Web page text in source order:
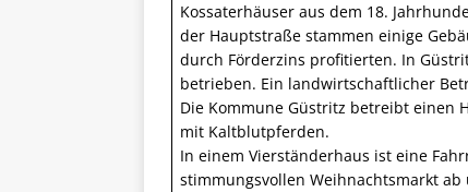
Kossaterhäuser aus dem 18.
der Hauptstraße stammen einige
durch Förderzins profitierten. In
betrieben. Ein landwirtschaftlicher
Die Kommune Güstritz betreibt einen
mit Kaltblutpferden.
In einem Vierständerhaus ist eine
stimmungsvollen Weihnachtsmarkt